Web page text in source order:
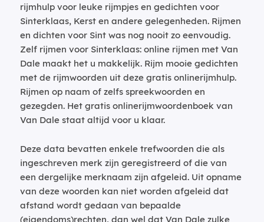
rijmhulp voor leuke rijmpjes en gedichten voor
Sinterklaas, Kerst en andere gelegenheden. Rijmen
en dichten voor Sint was nog nooit zo eenvoudig.
Zelf rijmen voor Sinterklaas: online rijmen met Van
Dale maakt het u makkelijk. Rijm mooie gedichten
met de rijmwoorden uit deze gratis onlinerijmhulp.
Rijmen op naam of zelfs spreekwoorden en
gezegden. Het gratis onlinerijmwoordenboek van
Van Dale staat altijd voor u klaar.
Deze data bevatten enkele trefwoorden die als
ingeschreven merk zijn geregistreerd of die van
een dergelijke merknaam zijn afgeleid. Uit opname
van deze woorden kan niet worden afgeleid dat
afstand wordt gedaan van bepaalde
(eigendoms)rechten, dan wel dat Van Dale zulke